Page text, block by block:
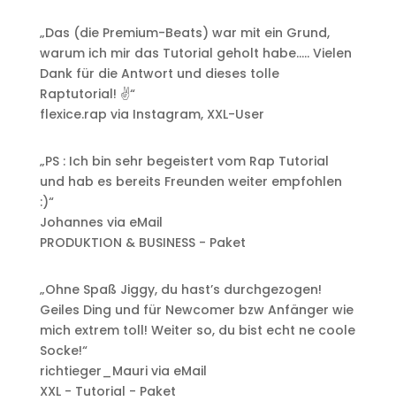
„Das (die Premium-Beats) war mit ein Grund,
warum ich mir das Tutorial geholt habe….. Vielen
Dank für die Antwort und dieses tolle
Raptutorial! ✌“
flexice.rap via Instagram, XXL-User
„PS : Ich bin sehr begeistert vom Rap Tutorial
und hab es bereits Freunden weiter empfohlen
:)“
Johannes via eMail
PRODUKTION & BUSINESS - Paket
„Ohne Spaß Jiggy, du hast’s durchgezogen!
Geiles Ding und für Newcomer bzw Anfänger wie
mich extrem toll! Weiter so, du bist echt ne coole
Socke!“
richtieger_Mauri via eMail
XXL - Tutorial - Paket